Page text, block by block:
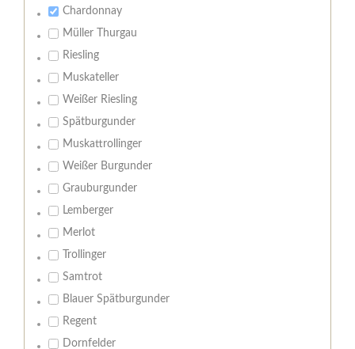
Chardonnay
Müller Thurgau
Riesling
Muskateller
Weißer Riesling
Spätburgunder
Muskattrollinger
Weißer Burgunder
Grauburgunder
Lemberger
Merlot
Trollinger
Samtrot
Blauer Spätburgunder
Regent
Dornfelder